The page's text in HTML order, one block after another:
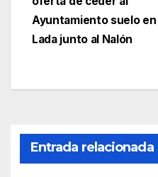
de
entradas
Ayuntamiento suelo en
Lada junto al Nalón
Entrada relacionada